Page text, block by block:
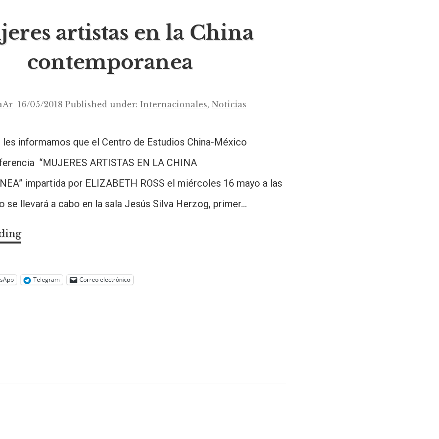
artistas en la China
contemporanea
16/05/2018 Published under: Internacionales, Noticias
informamos que el Centro de Estudios China-México
“MUJERES ARTISTAS EN LA CHINA
impartida por ELIZABETH ROSS el miércoles 16 mayo a las
se llevará a cabo en la sala Jesús Silva Herzog, primer…
Mujeres
la Telegram Correo electrónico